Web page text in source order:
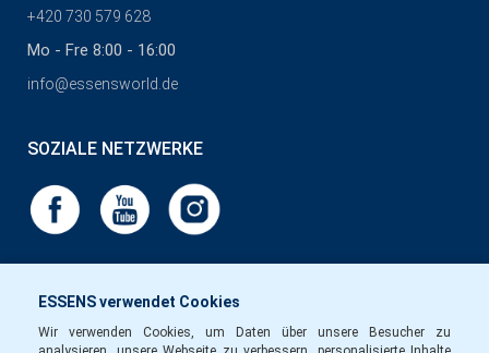
ESSENS verwendet Cookies
Wir verwenden Cookies, um Daten über unsere Besucher zu
+420 730 579 628
Mo - Fre 8:00 - 16:00
info@essensworld.de
SOZIALE NETZWERKE